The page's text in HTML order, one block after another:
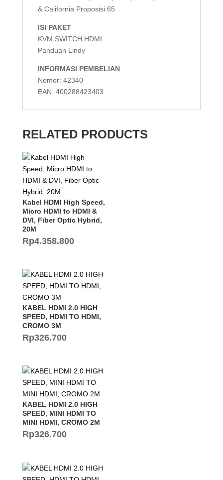
& California Proposisi 65
ISI PAKET
KVM SWITCH HDMI
Panduan Lindy
INFORMASI PEMBELIAN
Nomor: 42340
EAN: 400288423403
RELATED PRODUCTS
Kabel HDMI High Speed,
Micro HDMI to HDMI &
DVI, Fiber Optic Hybrid,
20M
Rp4.358.800
KABEL HDMI 2.0 HIGH
SPEED, HDMI TO HDMI,
CROMO 3M
Rp326.700
KABEL HDMI 2.0 HIGH
SPEED, MINI HDMI TO
MINI HDMI, CROMO 2M
Rp326.700